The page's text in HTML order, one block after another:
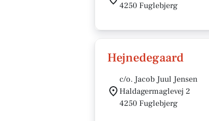
4250 Fuglebjerg
Hejnedegaard
c/o. Jacob Juul Jensen
Haldagermaglevej 2
4250 Fuglebjerg